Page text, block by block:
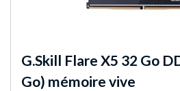
G.Skill Flare X5 32 Go
Go) mémoire vive